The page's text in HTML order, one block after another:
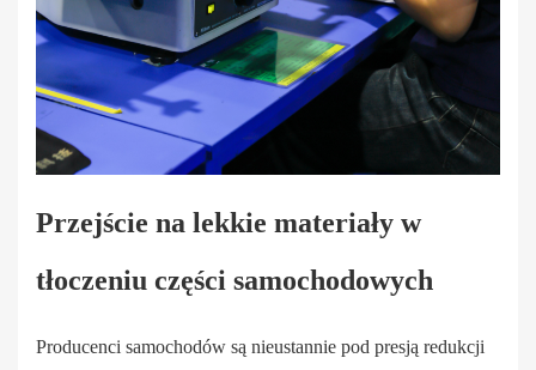
Przejście na lekkie materiały w
tłoczeniu części samochodowych
Producenci samochodów są nieustannie pod presją redukcji